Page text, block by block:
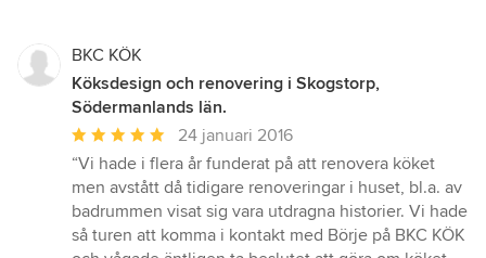
BKC KÖK
Köksdesign och renovering i Skogstorp,
Södermanlands län.
Genomsnittligt
omdöme:
5
av
5
stjärnor
24 januari 2016
“Vi hade i flera år funderat på att renovera köket
men avstått då tidigare renoveringar i huset, bl.a. av
badrummen visat sig vara utdragna historier. Vi hade
så turen att komma i kontakt med Börje på BKC KÖK